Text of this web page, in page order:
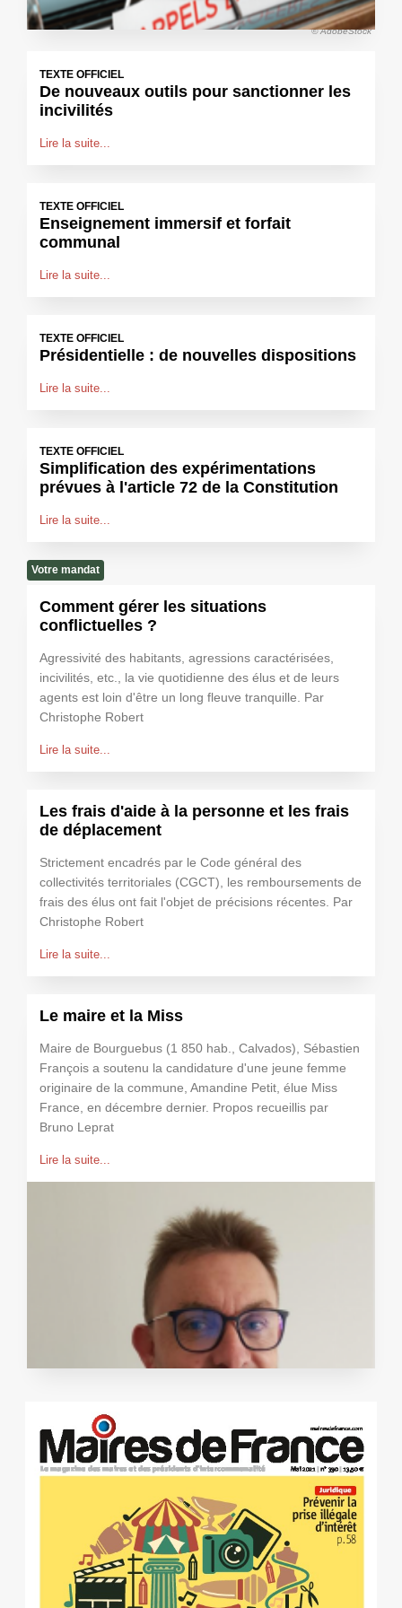
© AdobeStock
TEXTE OFFICIEL
De nouveaux outils pour sanctionner les
incivilités
Lire la suite...
TEXTE OFFICIEL
Enseignement immersif et forfait
communal
Lire la suite...
TEXTE OFFICIEL
Présidentielle : de nouvelles dispositions
Lire la suite...
TEXTE OFFICIEL
Simplification des expérimentations
prévues à l'article 72 de la Constitution
Lire la suite...
Votre mandat
Comment gérer les situations
conflictuelles ?
Agressivité des habitants, agressions caractérisées,
incivilités, etc., la vie quotidienne des élus et de leurs
agents est loin d'être un long fleuve tranquille. Par
Christophe Robert
Lire la suite...
Les frais d'aide à la personne et les frais
de déplacement
Strictement encadrés par le Code général des
collectivités territoriales (CGCT), les remboursements de
frais des élus ont fait l'objet de précisions récentes. Par
Christophe Robert
Lire la suite...
Le maire et la Miss
Maire de Bourguebus (1 850 hab., Calvados), Sébastien
François a soutenu la candidature d'une jeune femme
originaire de la commune, Amandine Petit, élue Miss
France, en décembre dernier. Propos recueillis par
Bruno Leprat
Lire la suite...